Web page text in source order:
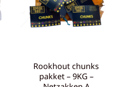
Rookhout chunks
pakket – 9KG –